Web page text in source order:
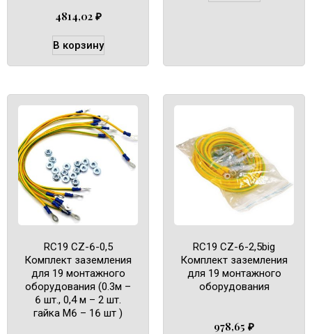
4814,02 ₽
В корзину
RC19 CZ-6-0,5
Комплект заземления
для 19 монтажного
оборудования (0.3м –
6 шт., 0,4 м – 2 шт.
гайка М6 – 16 шт )
RC19 CZ-6-2,5big
Комплект заземления
для 19 монтажного
оборудования
978,65 ₽